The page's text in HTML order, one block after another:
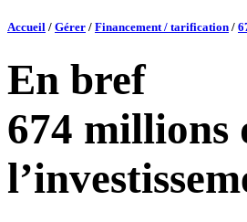
Accueil / Gérer / Financement / tarification /
En bref
674 millions